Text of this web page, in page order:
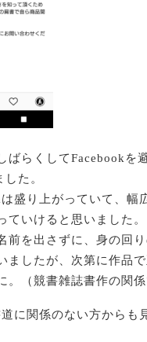
ばらくしてFacebookを
た。
盛り上がっていて、幅
ていけると思いました
前を出さずに、身の回
ましたが、次第に作品
。（競書雑誌書作の関係
に関係のない方からも